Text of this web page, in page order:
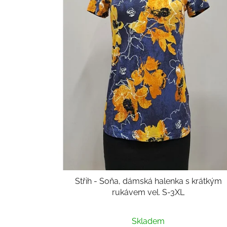
Střih - Soňa, dámská halenka s krátkým
rukávem vel. S-3XL
Skladem